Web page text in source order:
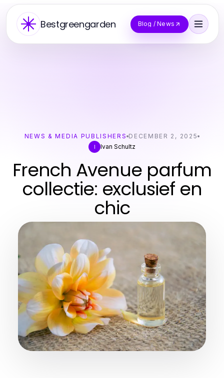
Bestgreengarden Blog / News
NEWS & MEDIA PUBLISHERS DECEMBER 2, 2025
I
Ivan Schultz
French Avenue parfum
collectie: exclusief en
chic